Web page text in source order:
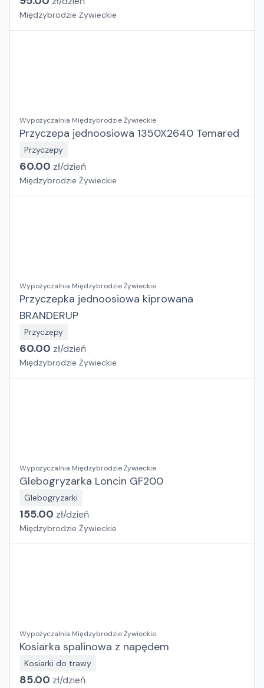
Międzybrodzie Żywieckie
Wypożyczalnia Międzybrodzie Żywieckie
Przyczepa jednoosiowa 1350X2640 Temared
Przyczepy
60.00 zł/dzień
Międzybrodzie Żywieckie
Wypożyczalnia Międzybrodzie Żywieckie
Przyczepka jednoosiowa kiprowana
BRANDERUP
Przyczepy
60.00 zł/dzień
Międzybrodzie Żywieckie
Wypożyczalnia Międzybrodzie Żywieckie
Glebogryzarka Loncin GF200
Glebogryzarki
155.00 zł/dzień
Międzybrodzie Żywieckie
Wypożyczalnia Międzybrodzie Żywieckie
Kosiarka spalinowa z napędem
Kosiarki do trawy
85.00 zł/dzień